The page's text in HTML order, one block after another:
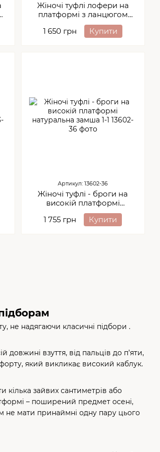
не надягаючи класичні підбори .
взуття, від пальців до п’яти,
який викликає високий каблук.
кілька зайвих сантиметрів або
– поширений предмет осені,
не мати принаймні одну пару цього
Жіночі туфлі лофери на
платформі з ланцюгом
натуральна замша 1-4
1 650 грн Купити
Артикул: 13602-36
Жіночі туфлі - броги на
високій платформі
натуральна замша 1-1
1 755 грн Купити